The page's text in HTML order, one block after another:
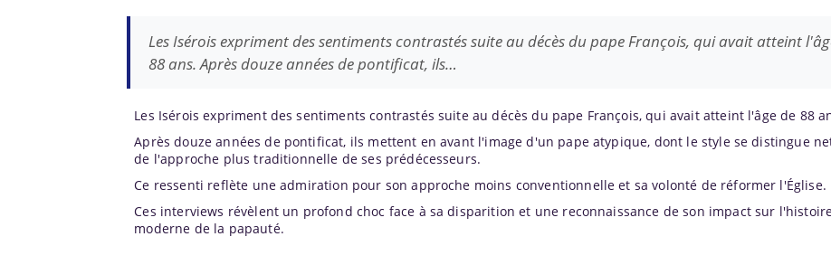
Les Isérois expriment des sentiments contrastés suite au décès du pape François, qui avait atteint
88 ans. Après douze années de pontificat, ils…
Les Isérois expriment des sentiments contrastés suite au décès du pape François, qui avait atteint l'âge de 88
Après douze années de pontificat, ils mettent en avant l'image d'un pape atypique, dont le style se distingue
de l'approche plus traditionnelle de ses prédécesseurs.
Ce ressenti reflète une admiration pour son approche moins conventionnelle et sa volonté de réformer l'Église.
Ces interviews révèlent un profond choc face à sa disparition et une reconnaissance de son impact sur
moderne de la papauté.